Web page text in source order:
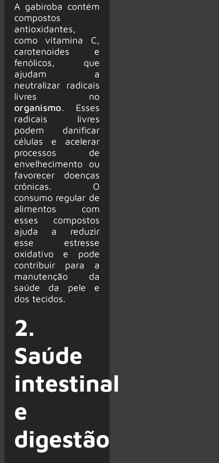
A gabiroba contém
compostos
antioxidantes,
como vitamina C,
carotenoides e
fenólicos, que
ajudam a
neutralizar radicais
livres no
organismo. Esses
radicais livres
podem danificar
células e acelerar
processos de
envelhecimento ou
favorecer doenças
crônicas. O
consumo regular de
alimentos com
esses compostos
ajuda a reduzir
esse estresse
oxidativo e pode
contribuir para a
manutenção da
saúde da pele e
dos tecidos.
2.
Saúde
intestinal
e
digestão